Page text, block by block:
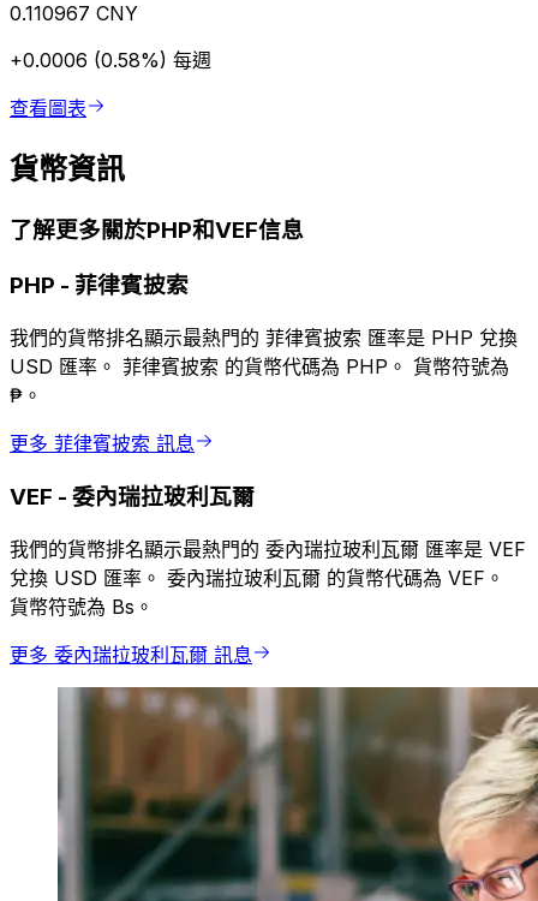
0.110967 CNY
+0.0006 (0.58%) 每週
查看圖表
貨幣資訊
了解更多關於PHP和VEF信息
PHP - 菲律賓披索
我們的貨幣排名顯示最熱門的 菲律賓披索 匯率是 PHP 兌換
USD 匯率。 菲律賓披索 的貨幣代碼為 PHP。 貨幣符號為
₱。
更多 菲律賓披索 訊息
VEF - 委內瑞拉玻利瓦爾
我們的貨幣排名顯示最熱門的 委內瑞拉玻利瓦爾 匯率是 VEF
兌換 USD 匯率。 委內瑞拉玻利瓦爾 的貨幣代碼為 VEF。
貨幣符號為 Bs。
更多 委內瑞拉玻利瓦爾 訊息